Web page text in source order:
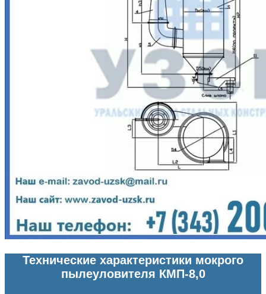
Технические характеристики мокрого
пылеуловителя КМП-8,0